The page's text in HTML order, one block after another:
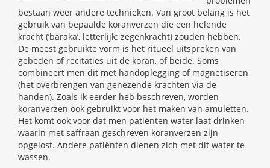
bestaan weer andere technieken. Van groot belang is het
gebruik van bepaalde koranverzen die een helende
kracht (‘baraka’, letterlijk: zegenkracht) zouden hebben.
De meest gebruikte vorm is het ritueel uitspreken van
gebeden of recitaties uit de koran, of beide. Soms
combineert men dit met handoplegging of magnetiseren
(het overbrengen van genezende krachten via de
handen). Zoals ik eerder heb beschreven, worden
koranverzen ook gebruikt voor het maken van amuletten.
Het komt ook voor dat men patiënten water laat drinken
waarin met saffraan geschreven koranverzen zijn
opgelost. Andere patiënten dienen zich met dit water te
wassen.